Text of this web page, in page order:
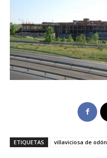
ETIQUETAS villaviciosa de odón